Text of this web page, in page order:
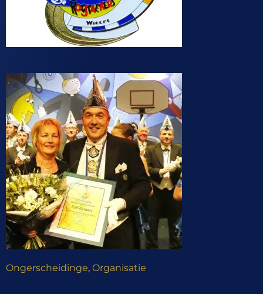
Ongerscheidinge, Organisatie